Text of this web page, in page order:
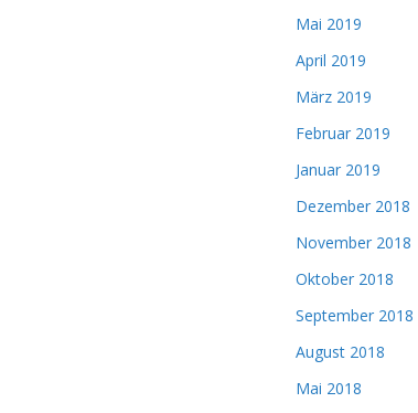
Mai 2019
April 2019
März 2019
Februar 2019
Januar 2019
Dezember 2018
November 2018
Oktober 2018
September 2018
August 2018
Mai 2018